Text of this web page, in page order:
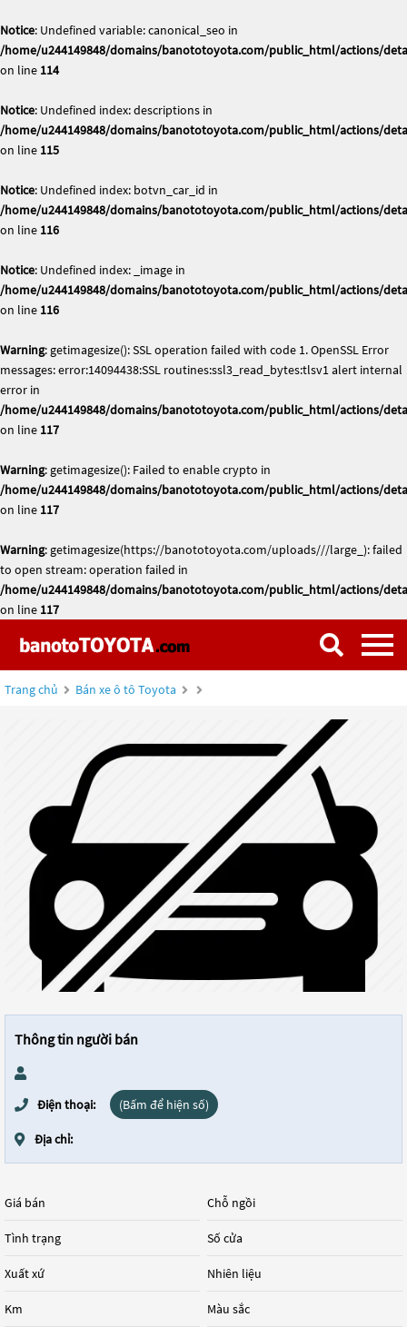
Notice: Undefined variable: canonical_seo in
/home/u244149848/domains/banototoyota.com/public_html/actions/
on line 114
Notice: Undefined index: descriptions in
/home/u244149848/domains/banototoyota.com/public_html/actions/
on line 115
Notice: Undefined index: botvn_car_id in
/home/u244149848/domains/banototoyota.com/public_html/actions/
on line 116
Notice: Undefined index: _image in
/home/u244149848/domains/banototoyota.com/public_html/actions/
on line 116
Warning: getimagesize(): SSL operation failed with code 1. OpenSSL Error
messages: error:14094438:SSL routines:ssl3_read_bytes:tlsv1 alert internal
error in
/home/u244149848/domains/banototoyota.com/public_html/actions/
on line 117
Warning: getimagesize(): Failed to enable crypto in
/home/u244149848/domains/banototoyota.com/public_html/actions/
on line 117
Warning: getimagesize(https://banototoyota.com/uploads///large_): failed
to open stream: operation failed in
/home/u244149848/domains/banototoyota.com/public_html/actions/
on line 117
Trang chủ Bán xe ô tô Toyota
Thông tin người bán
Điện thoại: (Bấm để hiện số)
Địa chỉ:
Giá bán
Tình trạng
Xuất xứ
Km
Chỗ ngồi
Số cửa
Nhiên liệu
Màu sắc